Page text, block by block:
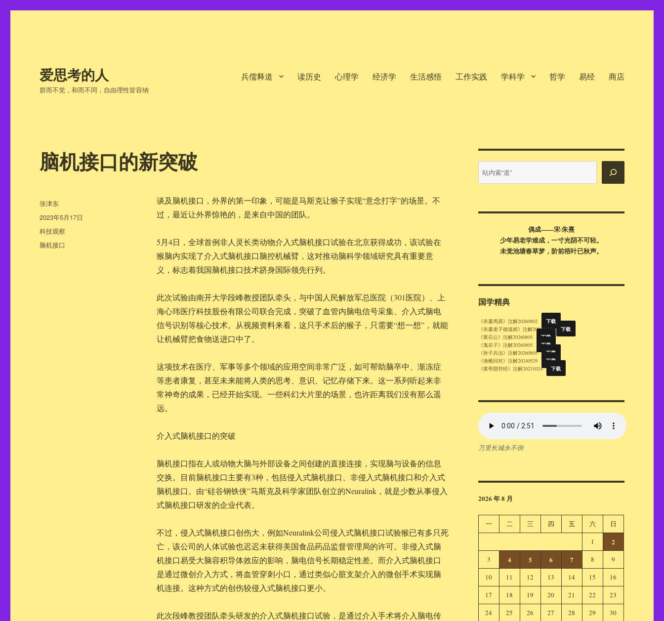
爱思考的人
群而不党，和而不同，自由理性皆容纳
兵儒释道 读历史 心理学 经济学 生活感悟 工作实践 学科学 哲学 易经 商店
脑机接口的新突破
谈及脑机接口，外界的第一印象，可能是马斯克让猴子实现“意念打字”的场景。不
过，最近让外界惊艳的，是来自中国的团队。
5月4日，全球首例非人灵长类动物介入式脑机接口试验在北京获得成功，该试验在
猴脑内实现了介入式脑机接口脑控机械臂，这对推动脑科学领域研究具有重要意
义，标志着我国脑机接口技术跻身国际领先行列。
此次试验由南开大学段峰教授团队牵头，与中国人民解放军总医院（301医院）、上
海心玮医疗科技股份有限公司联合完成，突破了血管内脑电信号采集、介入式脑电
信号识别等核心技术。从视频资料来看，这只手术后的猴子，只需要“想一想”，就能
让机械臂把食物送进口中了。
这项技术在医疗、军事等多个领域的应用空间非常广泛，如可帮助脑卒中、渐冻症
等患者康复，甚至未来能将人类的思考、意识、记忆存储下来。这一系列听起来非
常神奇的成果，已经开始实现。一些科幻大片里的场景，也许距离我们没有那么遥
远。
介入式脑机接口的突破
脑机接口指在人或动物大脑与外部设备之间创建的直接连接，实现脑与设备的信息
交换。目前脑机接口主要有3种，包括侵入式脑机接口、非侵入式脑机接口和介入式
脑机接口。由“硅谷钢铁侠”马斯克及科学家团队创立的Neuralink，就是少数从事侵入
式脑机接口研发的企业代表。
不过，侵入式脑机接口创伤大，例如Neuralink公司侵入式脑机接口试验猴已有多只死
亡，该公司的人体试验也迟迟未获得美国食品药品监督管理局的许可。非侵入式脑
机接口易受大脑容积导体效应的影响，脑电信号长期稳定性差。而介入式脑机接口
是通过微创介入方式，将血管穿刺小口，通过类似心脏支架介入的微创手术实现脑
机连接。这种方式的创伤较侵入式脑机接口更小。
此次段峰教授团队牵头研发的介入式脑机接口试验，是通过介入手术将介入脑电传
作
者
张津东
发
布
于
2023年5月17日
分
类
科技观察
标
脑机接口
内
搜
偶成——宋·朱熹
少年易老学难成，一寸光阴不可轻。
未觉池塘春草梦，阶前梧叶已秋声。
国学精典
《帛書周易》注解20260802 下载
《帛書老子德道經》注解20260805 下载
《黄石公》注解20260805 下载
《鬼谷子》注解20260805 下载
《孙子兵法》注解20260805 下载
《渔樵问对》注解20240529 下载
《黄帝阴符经》注解20231024 下载
万里长城永不倒
2026 年 8 月
一 二 三 四 五 六
日
1
2
3 4 5 6 7 8
9
10
11 12 13 14 15
16
17
18 19 20 21 22
23
24
25 26 27 28 29
30